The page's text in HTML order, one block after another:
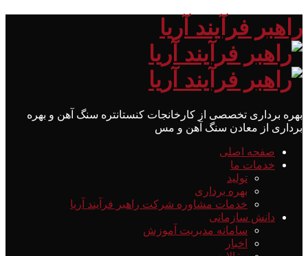
راهبر فرآیند آریا
بهره برداری تخصصی از کارخانجات کنستانتره سنگ آهن و بهره
برداری از معادن سنگ آهن و مس
صفحه اصلی
خدمات ما
تولید
بهره برداری
خدمات مشاوره شرکت راهبر فرآیند آریا
دانش سازمانی
سامانه مدیریت آموزش
اخبار